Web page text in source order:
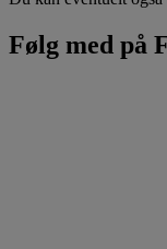
Følg med på